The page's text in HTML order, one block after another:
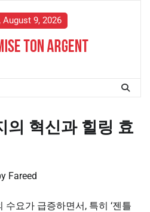
August 9, 2026
의 혁신과 힐링 효
Fareed
요가 급증하면서, 특히 ‘젠틀